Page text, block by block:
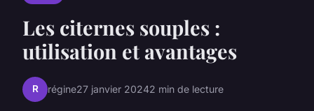
Les citernes souples :
utilisation et avantages
R régine27 janvier 20242 min de lecture